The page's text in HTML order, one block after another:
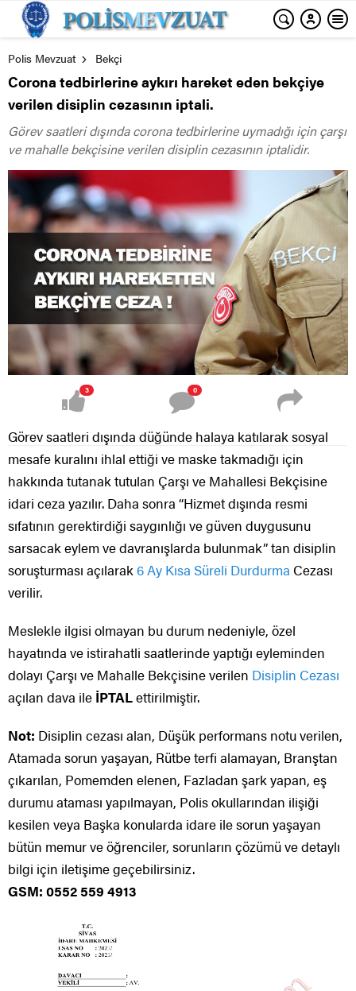
Polis Mevzuat Bekçi
Corona tedbirlerine aykırı hareket eden bekçiye
verilen disiplin cezasının iptali.
Görev saatleri dışında corona tedbirlerine uymadığı için çarşı
ve mahalle bekçisine verilen disiplin cezasının iptalidir.
3 0
Görev saatleri dışında düğünde halaya katılarak sosyal
mesafe kuralını ihlal ettiği ve maske takmadığı için
hakkında tutanak tutulan Çarşı ve Mahallesi Bekçisine
idari ceza yazılır. Daha sonra “Hizmet dışında resmi
sıfatının gerektirdiği saygınlığı ve güven duygusunu
sarsacak eylem ve davranışlarda bulunmak” tan disiplin
soruşturması açılarak6 Ay Kısa Süreli Durdurma Cezası
verilir.
Meslekle ilgisi olmayan bu durum nedeniyle, özel
hayatında ve istirahatli saatlerinde yaptığı eyleminden
dolayı Çarşı ve Mahalle Bekçisine verilen Disiplin Cezası
açılan dava ile İPTALettirilmiştir.
Not: Disiplin cezası alan, Düşük performans notu verilen,
Atamada sorun yaşayan, Rütbe terfi alamayan, Branştan
çıkarılan, Pomemden elenen, Fazladan şark yapan, eş
durumu ataması yapılmayan, Polis okullarından ilişiği
kesilen veya Başka konularda idare ile sorun yaşayan
bütün memur ve öğrenciler, sorunların çözümü ve detaylı
bilgi için iletişime geçebilirsiniz.
GSM: 0552 559 4913